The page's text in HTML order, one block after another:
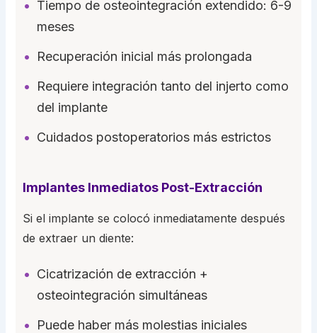
Tiempo de osteointegración extendido: 6-9
meses
Recuperación inicial más prolongada
Requiere integración tanto del injerto como
del implante
Cuidados postoperatorios más estrictos
Implantes Inmediatos Post-Extracción
Si el implante se colocó inmediatamente después
de extraer un diente:
Cicatrización de extracción +
osteointegración simultáneas
Puede haber más molestias iniciales